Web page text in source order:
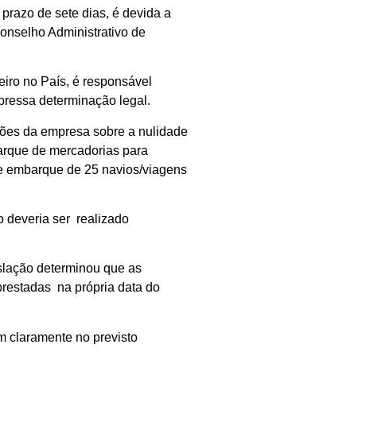
de sete dias, é devida a
Administrativo de
no País, é responsável
determinação legal.
da empresa sobre a nulidade
de mercadorias para
de 25 navios/viagens
deveria ser realizado
determinou que as
na própria data do
claramente no previsto